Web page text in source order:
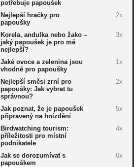
potřebuje papoušek
Nejlepší hračky pro
papoušky
2x
Korela, andulka nebo žako –
jaký papoušek je pro mě
nejlepší?
3x
Jaké ovoce a zelenina jsou
vhodné pro papoušky
1x
Nejlepší směsi zrní pro
papoušky: Jak vybrat tu
správnou?
2x
Jak poznat, že je papoušek
připravený na hnízdění
5x
Birdwatching tourism:
příležitosti pro místní
podnikatele
4x
Jak se dorozumívat s
papouškem
6x